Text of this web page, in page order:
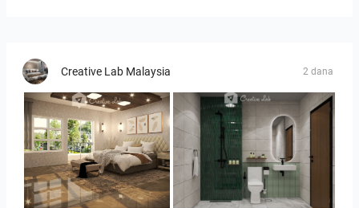
Creative Lab Malaysia 2 dana
YUSMAN_BEDROOM KHAI_BATHROOM